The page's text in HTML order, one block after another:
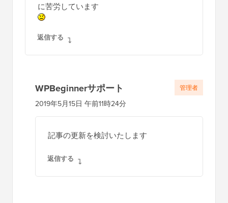
ン
に苦労しています
返信する
WPBeginnerサポート
2019年5月15日 午前11時24分
記事の更新を検討いたします
返信する
管理者